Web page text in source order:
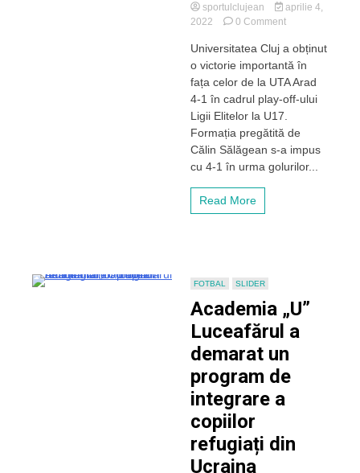
sportulclujean
aprilie 4,
2022
0 Commenton
Cluj
a
făcut
un
important
pentru
semifinalele
Ligii
Universitatea Cluj a obținut
o victorie importantă în
fața celor de la UTA Arad
4-1 în cadrul play-off-ului
Ligii Elitelor la U17.
Formația pregătită de
Călin Sălăgean s-a impus
cu 4-1 în urma golurilor...
Read More
FOTBAL SLIDER
Academia „U”
Luceafărul a
demarat un
program de
integrare a
copiilor
refugiați din
Ucraina